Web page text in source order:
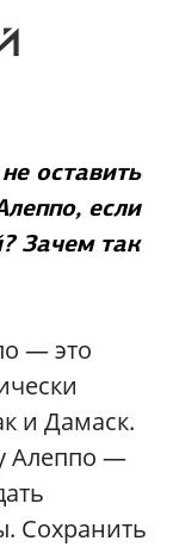
оставить
если
Зачем так
— это
и Дамаск.
Алеппо —
Сохранить